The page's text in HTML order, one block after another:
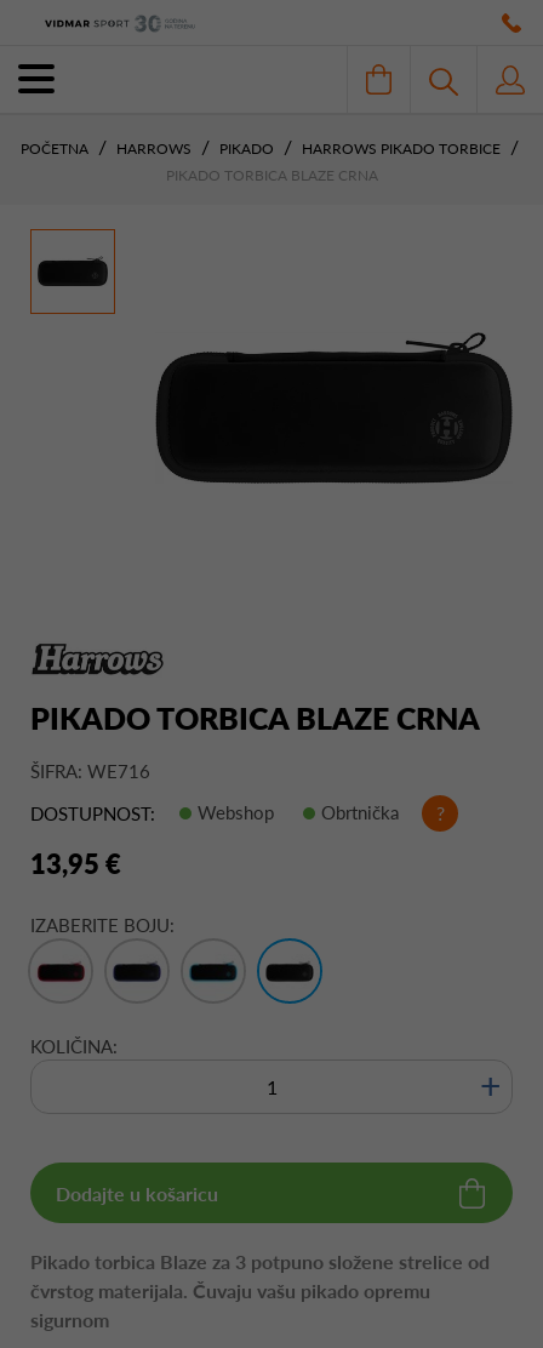
POČETNA HARROWS PIKADO
HARROWS PIKADO TORBICE
PIKADO TORBICA BLAZE CRNA
PIKADO TORBICA BLAZE CRNA
ŠIFRA: WE716
DOSTUPNOST:
Webshop Obrtnička ?
13,95 €
IZABERITE BOJU:
KOLIČINA:
+
Dodajte u košaricu
Pikado torbica Blaze za 3 potpuno složene strelice od
čvrstog materijala. Čuvaju vašu pikado opremu
sigurnom